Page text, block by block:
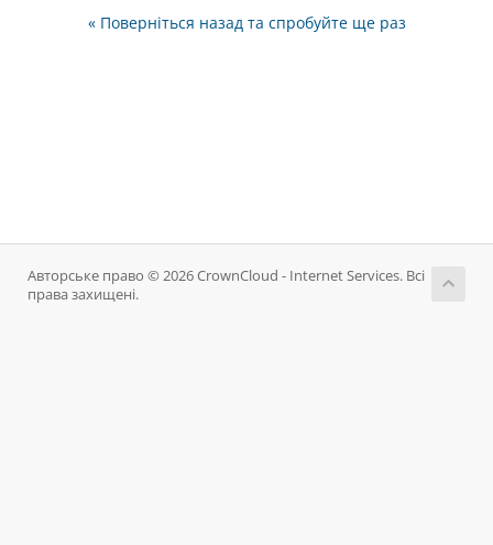
« Поверніться назад та спробуйте ще раз
Авторське право © 2026 CrownCloud - Internet Services. Всі
права захищені.